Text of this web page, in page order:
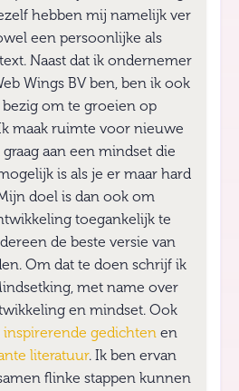
hebben mij namelijk ver
een persoonlijke als
Naast dat ik ondernemer
Wings BV ben, ben ik ook
om te groeien op
maak ruimte voor nieuwe
aan een mindset die
is als je er maar hard
doel is dan ook om
toegankelijk te
de beste versie van
Om dat te doen schrijf ik
met name over
en mindset. Ook
inspirerende gedichtenen
literatuur. Ik ben ervan
flinke stappen kunnen